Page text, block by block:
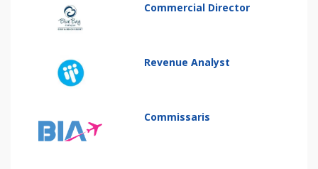
Commercial Director
Revenue Analyst
Commissaris